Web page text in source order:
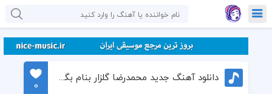
دانلود آهنگ جدید محمدرضا گلزار بنام بگو آره
0